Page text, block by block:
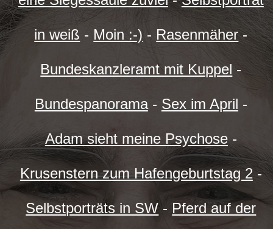
in weiß - Moin :-) - Rasenmäher-
Bundeskanzleramt mit Kuppel -
Bundespanorama- Sex im April -
Adam sieht meine Psychose-
Krusenstern zum Hafengeburtstag 2-
Selbstporträts in SW- Pferd auf der